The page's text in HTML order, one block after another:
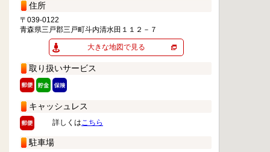
住所
〒039-0122
青森県三戸郡三戸町斗内清水田１１２－７
大きな地図で見る
取り扱いサービス
キャッシュレス
詳しくはこちら
駐車場